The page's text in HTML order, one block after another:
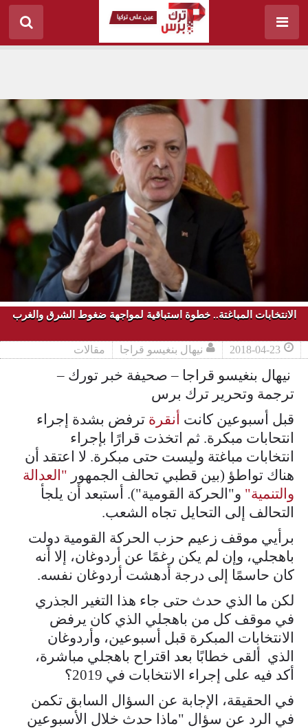
الانتخابات المباغتة.. خطوة استباقية لمواجهة ضغوط الشرق والغرب
2018-04-23 نيهال بنغيسو قراجا مقالات
نيهال بنغيسو قراجا – صحيفة خبر تورك –
ترجمة وتحرير ترك برس
قبل أسبوعين كانت
أنقرة ترفض بشدة إجراء
انتحابات مبكرة. ثم اتخذت قرارًا بإجراء
انتخابات مباغتة وليست حتى مبكرة. لا اعتقد أن
هناك تواطؤ (بين قطبي تحالف الجمهور "العدالة
والتنمية" و"الحركة القومية"). أستبعد أن يلجأ
التحالف إلى التحايل تجاه الشعب.
برأيي موقف زعيم حزب الحركة القومية دولت
باهجلي، وإن لم يكن رغمًا عن أردوغان، إلا أنه
كان حاسمًا إلى درجة أدهشت أردوغان نفسه.
لكن ما الذي حدث حتى جاء هذا التغير الجذري
في موقف كل من باهجلي الذي كان يرفض
الانتخابات المبكرة قبل أسبوعين، وأردوغان
الذي ألقى خطابًا بعد اقتراح باهجلي مباشرة،
أكد فيه على إجراء الانتخابات في 2019؟
في الحقيقة، الإجابة عن السؤال السابق تكمن
في الرد عن سؤال "ماذا حدث خلال الأسبوعين